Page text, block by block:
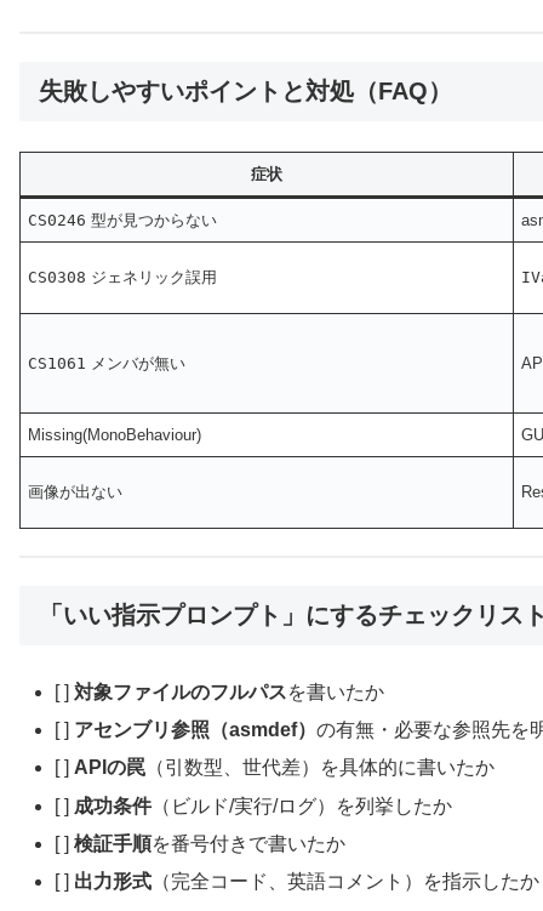
失敗しやすいポイントと対処（FAQ）
症状
CS0246 型が見つからない
CS0308 ジェネリック誤用
CS1061 メンバが無い
Missing(MonoBehaviour)
画像が出ない
「いい指示プロンプト」にするチェックリス
[ ]対象ファイルのフルパスを書いたか
[ ] アセンブリ参照（asmdef）の有無・必要な参照先を
[ ] APIの罠 （引数型、世代差）を具体的に書いたか
[ ] 成功条件（ビルド/実行/ログ）を列挙したか
[ ]検証手順を番号付きで書いたか
[ ] 出力形式 （完全コード、英語コメント）を指示したか